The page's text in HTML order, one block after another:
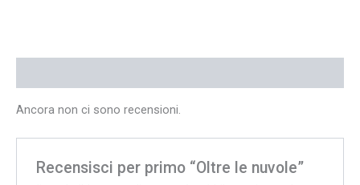
Ancora non ci sono recensioni.
Recensisci per primo “Oltre le nuvole”